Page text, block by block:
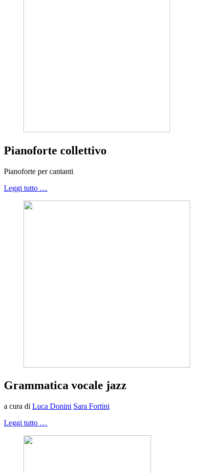
Pianoforte collettivo
Pianoforte per cantanti
Leggi tutto …
Grammatica vocale jazz
a cura di Luca Donini Sara Fortini
Leggi tutto …